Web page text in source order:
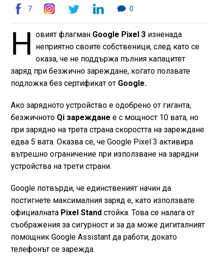
7 0
Н овият флагман Google Pixel 3 изненада
неприятно своите собственици, след като се
оказа, че не поддържа пълния капацитет
заряд при безжично зареждане, когато ползвате
подложка без сертификат от Googlе.
Ако зарядното устройство е oдобрено от гиганта,
безжичнотоQi зареждане е с мощност 10 вата, но
при зарядно на трета страна скоростта на зареждане
едва 5 вата. Оказва се, че Google Pixel 3 активира
вътрешно ограничение при използване на зарядни
устройства на трети страни.
Google потвърди, че единственият начин да
постигнете максималния заряд е, като използвате
официалната Pixel Standстойка. Това се налага от
съображения за сигурност и за да може дигиталният
помощник Google Assistant да работи, докато
телефонът се зарежда.